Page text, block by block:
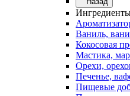
Ваниль,
Кокосовая
Мастика,
Орехи,
Печенье,
Пищевые